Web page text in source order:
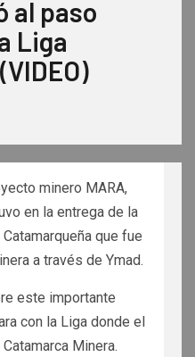
al paso
Liga
minero MARA,
en la entrega de la
que fue
a través de Ymad.
este importante
con la Liga donde el
Minera.